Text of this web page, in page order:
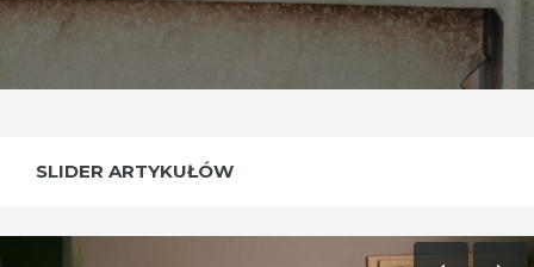
SLIDER ARTYKUŁÓW